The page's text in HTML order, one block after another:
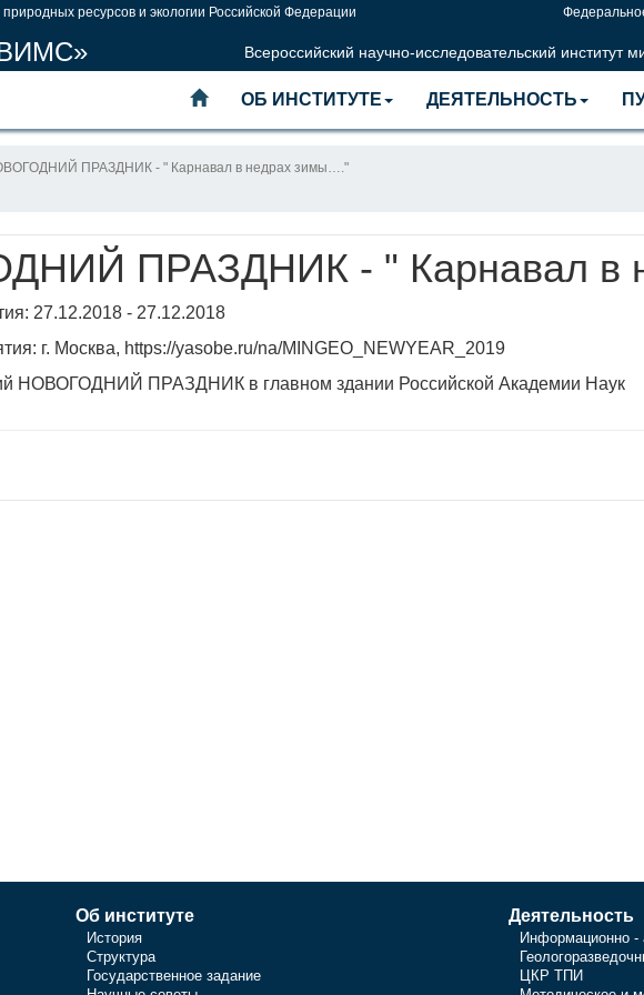
ресурсов и экологии Российской Федерации
Всероссийский научно-исследовательский
ОБ ИНСТИТУТЕ ДЕЯТЕЛЬНОСТЬ
ПРАЗДНИК - " Карнавал в недрах зимы…."
ПРАЗДНИК - " Карнавал в
27.12.2018 - 27.12.2018
г. Москва, https://yasobe.ru/na/MINGEO_NEWYEAR_2019
НОВОГОДНИЙ ПРАЗДНИК в главном здании Российской Академии Наук
Об институте
История
Структура
Государственное задание
Деятельность
Информационно -
ЦКР ТПИ